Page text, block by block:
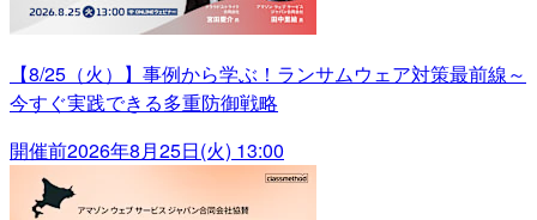
【8/25（火）】事例から学ぶ！ランサムウェア対策最前線～
今すぐ実践できる多重防御戦略
開催前2026年8月25日(火) 13:00